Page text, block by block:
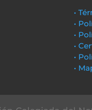
•
•
•
•
•
•